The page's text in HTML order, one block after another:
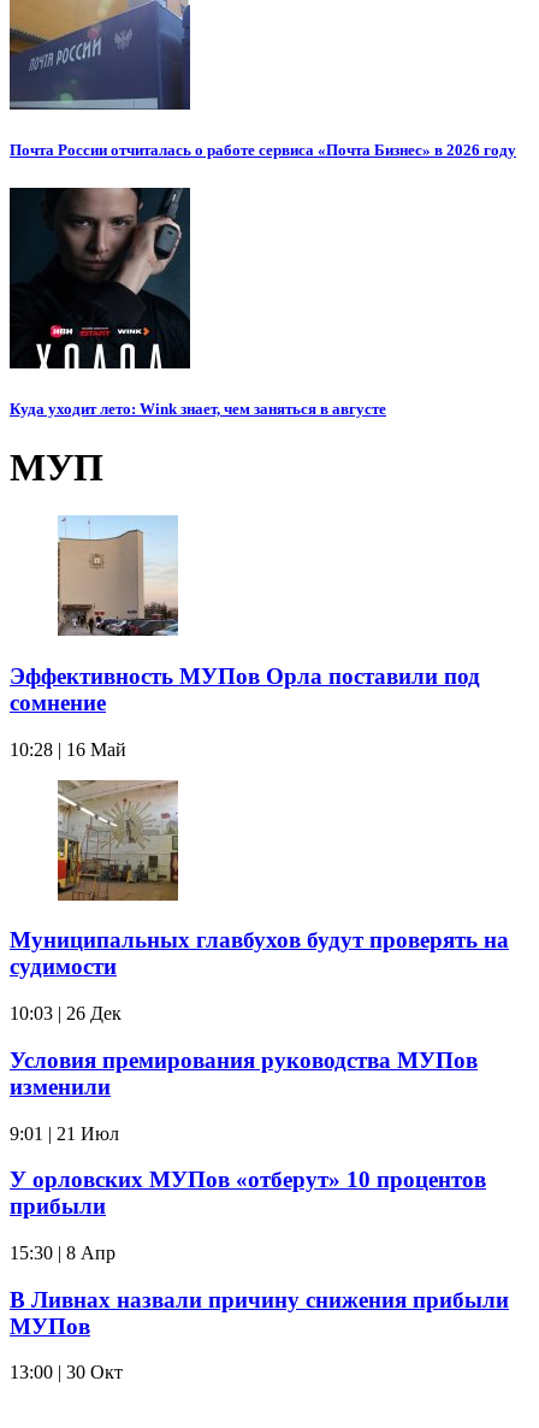
Почта России отчиталась о работе сервиса «Почта Бизнес» в 2026 году
Куда уходит лето: Wink знает, чем заняться в августе
МУП
Эффективность МУПов Орла поставили под
сомнение
10:28 | 16 Май
Муниципальных главбухов будут проверять на
судимости
10:03 | 26 Дек
Условия премирования руководства МУПов
изменили
9:01 | 21 Июл
У орловских МУПов «отберут» 10 процентов
прибыли
15:30 | 8 Апр
В Ливнах назвали причину снижения прибыли
МУПов
13:00 | 30 Окт